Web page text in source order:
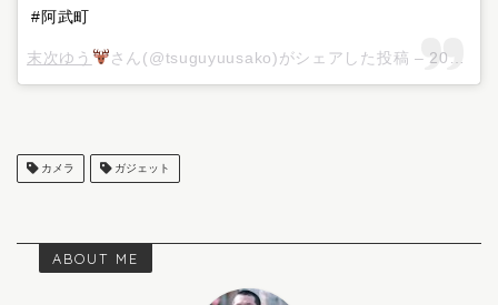
#阿武町
末次ゆう さん(@tsuguyuusako)がシェアした投稿 – 2018年 7月月20日午前12時02分PDT
カメラ ガジェット
ABOUT ME